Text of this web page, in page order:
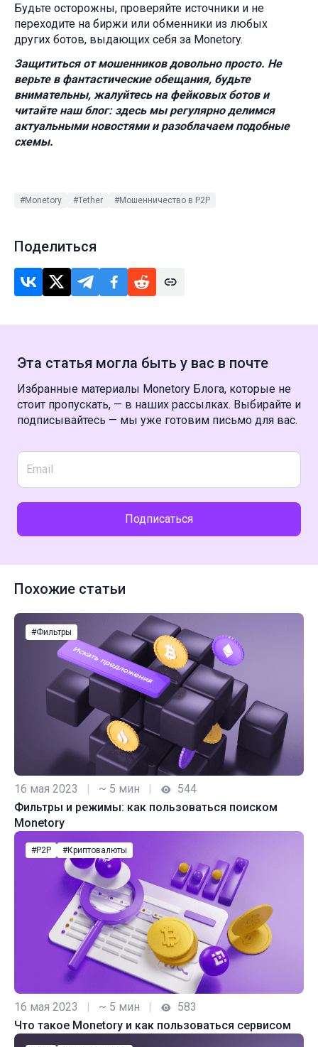
Будьте осторожны, проверяйте источники и не
переходите на биржи или обменники из любых
других ботов, выдающих себя за Monetory.
Защититься от мошенников довольно просто. Не
верьте в фантастические обещания, будьте
внимательны, жалуйтесь на фейковых ботов и
читайте наш блог: здесь мы регулярно делимся
актуальными новостями и разоблачаем подобные
схемы.
#Monetory #Tether #Мошенничество в P2P
Поделиться
Эта статья могла быть у вас в почте
Избранные материалы Monetory Блога, которые не
стоит пропускать, — в наших рассылках. Выбирайте и
подписывайтесь — мы уже готовим письмо для вас.
Подписаться
Похожие статьи
#Фильтры
16 мая 2023 | ~ 5 мин |
544
Фильтры и режимы: как пользоваться поиском
Monetory
#P2P #Криптовалюты
16 мая 2023 | ~ 5 мин |
583
Что такое Monetory и как пользоваться сервисом